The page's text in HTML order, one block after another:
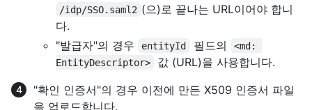
/idp/SSO.saml2 (으)로 끝나는 URL이어야 합니
다.
"발급자"의 경우
entityId 필드의
<md:
EntityDescriptor>
값 (URL)을 사용합니다.
"확인 인증서"의 경우 이전에 만든 X509 인증서 파일
을 업로드합니다.